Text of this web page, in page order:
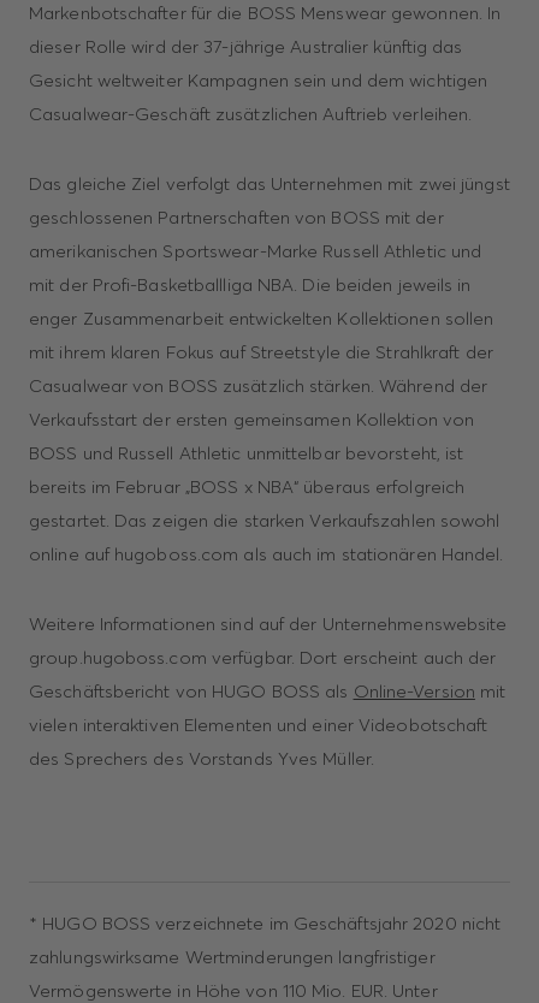
Markenbotschafter für die BOSS Menswear gewonnen. In
dieser Rolle wird der 37-jährige Australier künftig das
Gesicht weltweiter Kampagnen sein und dem wichtigen
Casualwear-Geschäft zusätz­lichen Auftrieb verleihen.
Das gleiche Ziel verfolgt das Unternehmen mit zwei jüngst
geschlossenen Partner­schaften von BOSS mit der
amerikanischen Sportswear-Marke Russell Athletic und
mit der Profi-Basketballliga NBA. Die beiden jeweils in
enger Zusammenarbeit entwickelten Kollektionen sollen
mit ihrem klaren Fokus auf Streetstyle die Strahlkraft der
Casualwear von BOSS zusätzlich stärken. Während der
Verkaufsstart der ersten gemeinsamen Kollektion von
BOSS und Russell Athletic unmittelbar bevorsteht, ist
bereits im Februar „BOSS x NBA“ überaus erfolgreich
gestartet. Das zeigen die star­ken Verkaufszahlen sowohl
online auf hugoboss.com als auch im stationären Handel.
Weitere Informationen sind auf der Unternehmenswebsite
group.hugoboss.com verfügbar. Dort erscheint auch der
Geschäftsbericht von HUGO BOSS als Online-Version mit
vielen interaktiven Elementen und einer Videobotschaft
des Sprechers des Vorstands Yves Müller.
* HUGO BOSS verzeichnete im Geschäftsjahr 2020 nicht
zahlungswirksame Wertminderungen langfristiger
Vermögenswerte in Höhe von 110 Mio. EUR. Unter